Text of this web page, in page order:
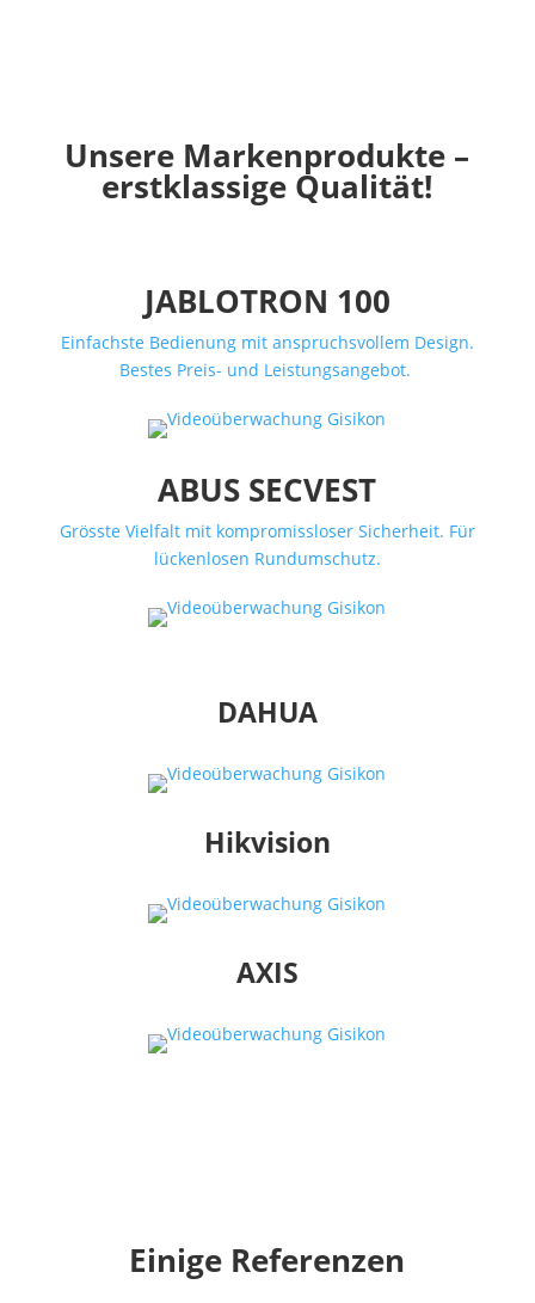
Unsere Markenprodukte –
erstklassige Qualität!
JABLOTRON 100
Einfachste Bedienung mit anspruchsvollem Design.
Bestes Preis- und Leistungsangebot.
ABUS SECVEST
Grösste Vielfalt mit kompromissloser Sicherheit. Für
lückenlosen Rundumschutz.
DAHUA
Hikvision
AXIS
Einige Referenzen